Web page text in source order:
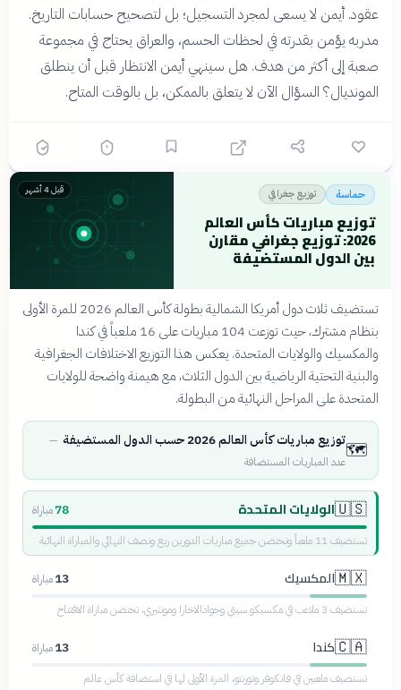
عقود. أيمن لا يسعى لمجرد التسجيل؛ بل لتصحيح حسابات التاريخ.
مدربه يؤمن بقدرته في لحظات الحسم، والعراق يحتاج في مجموعة
صعبة إلى أكثر من هدف. هل سينهي أيمن الانتظار قبل أن ينطلق
المونديال؟ السؤال الآن لا يتعلق بالممكن، بل بالوقت المتاح.
حماسة توزيع جغرافي
توزيع مباريات كأس العالم
2026: توزيع جغرافي مقارن
بين الدول المستضيفة
قبل 4 أشهر
تستضيف ثلاث دول أمريكا الشمالية بطولة كأس العالم 2026 للمرة الأولى
بنظام مشترك، حيث توزعت 104 مباريات على 16 ملعباً في كندا
والمكسيك والولايات المتحدة. يعكس هذا التوزيع الاختلافات الجغرافية
والبنية التحتية الرياضية بين الدول الثلاث، مع هيمنة واضحة للولايات
المتحدة على المراحل النهائية من البطولة.
🗺️توزيع مباريات كأس العالم 2026 حسب الدول المستضيفة
—
عدد المباريات المستضافة
🇺🇸الولايات المتحدة 78مباراة
تستضيف 11 ملعباً وتحتضن جميع مباريات الدورين ربع ونصف النهائي والمباراة النهائية
🇲🇽المكسيك 13مباراة
تستضيف 3 ملاعب في مكسيكو سيتي وجوادالاخارا ومونتيري، تحتضن مباراة الافتتاح
🇨🇦كندا 13مباراة
تستضيف ملعبين في فانكوفر وتورنتو، المرة الأولى لها في استضافة كأس عالم